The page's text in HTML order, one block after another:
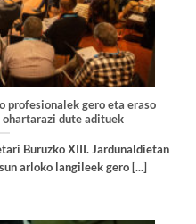
profesionalek gero eta eraso
dute adituek
Buruzko XIII. Jardunaldietan
arloko langileek gero [...]